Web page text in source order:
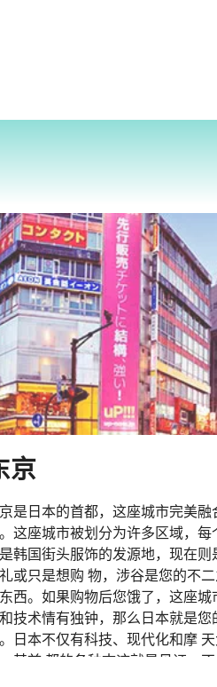
京
是日本的首都，这座城市完美
这座城市被划分为许多区域，
韩国街头服饰的发源地，现在
或只是想购 物，涉谷是您的不
西。如果购物后您饿了，这座
技术情有独钟，那么日本就是
日本不仅有科技、现代化和摩
其首 都的各种古迹就是见证。